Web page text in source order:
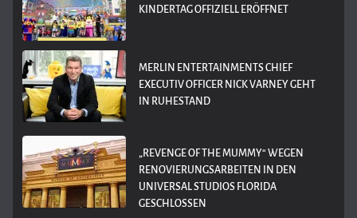
KINDERTAG OFFIZIELL ERÖFFNET
MERLIN ENTERTAINMENTS CHIEF
EXECUTIV OFFICER NICK VARNEY GEHT
IN RUHESTAND
„REVENGE OF THE MUMMY“ WEGEN
RENOVIERUNGSARBEITEN IN DEN
UNIVERSAL STUDIOS FLORIDA
GESCHLOSSEN